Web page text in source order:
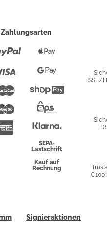
Zahlungsarten
Paypal
Mastercard
Maestro
American
Express
Pay
PayShopify
Überweisung
SEPA-
Lastschrift
Kauf auf
Rechnung
SSL/
€100
Signieraktionen